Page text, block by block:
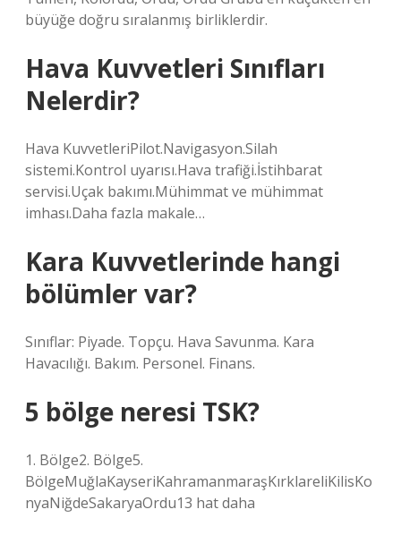
büyüğe doğru sıralanmış birliklerdir.
Hava Kuvvetleri Sınıfları
Nelerdir?
Hava KuvvetleriPilot.Navigasyon.Silah
sistemi.Kontrol uyarısı.Hava trafiği.İstihbarat
servisi.Uçak bakımı.Mühimmat ve mühimmat
imhası.Daha fazla makale…
Kara Kuvvetlerinde hangi
bölümler var?
Sınıflar: Piyade. Topçu. Hava Savunma. Kara
Havacılığı. Bakım. Personel. Finans.
5 bölge neresi TSK?
1. Bölge2. Bölge5.
BölgeMuğlaKayseriKahramanmaraşKırklareliKilisKo
nyaNiğdeSakaryaOrdu13 hat daha